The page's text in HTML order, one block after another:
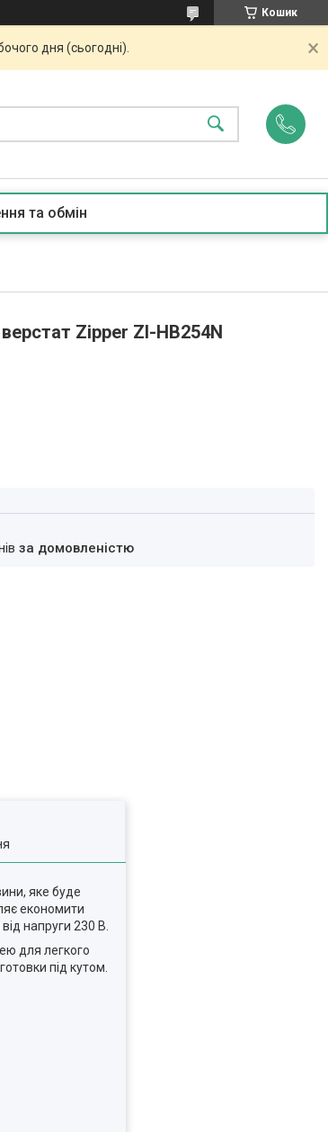
Кошик
дня (сьогодні).
та обмін
Zipper ZI-HB254N
за домовленістю
яке буде
економити
напруги 230 В.
для легкого
під кутом.